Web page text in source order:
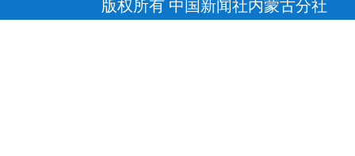
版权所有 中国新闻社内蒙古分社